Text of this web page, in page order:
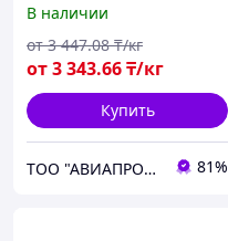
В наличии
от3 343.66₸/кг
от 3 447.08 ₸/кг
Купить
ТОО "АВИАПРОМСТАЛЬ" 81%